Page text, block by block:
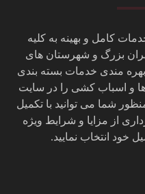
خدمات کامل و بهینه به کلیه
بزرگ و شهرستان های
بهره مندی خدمات بسته بندی
و اسباب کشی را در سایت
شما می توانید با تکمیل
از مزایا و شرایط ویژه
خود انتخاب نمایید.